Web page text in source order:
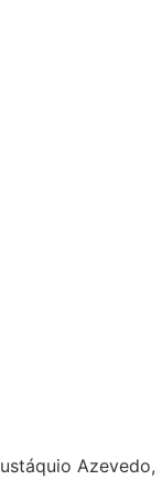
Azevedo,